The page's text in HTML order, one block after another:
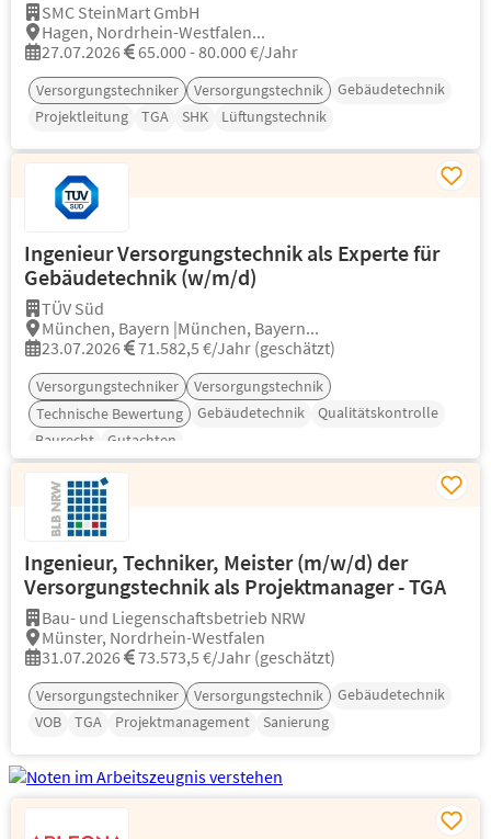
SMC SteinMart GmbH
Hagen, Nordrhein-Westfalen...
27.07.2026
65.000 - 80.000 €/Jahr
Versorgungstechniker Versorgungstechnik
Gebäudetechnik
Projektleitung
TGA SHK Lüftungstechnik
Ingenieur Versorgungstechnik als Experte für
Gebäudetechnik (w/m/d)
TÜV Süd
München, Bayern |München, Bayern...
23.07.2026
71.582,5 €/Jahr (geschätzt)
Versorgungstechniker
Versorgungstechnik
Technische Bewertung
Gebäudetechnik
Qualitätskontrolle
Baurecht
Gutachten
Ingenieur, Techniker, Meister (m/w/d) der
Versorgungstechnik als Projektmanager - TGA
Bau- und Liegenschaftsbetrieb NRW
Münster, Nordrhein-Westfalen
31.07.2026
73.573,5 €/Jahr (geschätzt)
Versorgungstechniker Versorgungstechnik
Gebäudetechnik
VOB
TGA Projektmanagement Sanierung